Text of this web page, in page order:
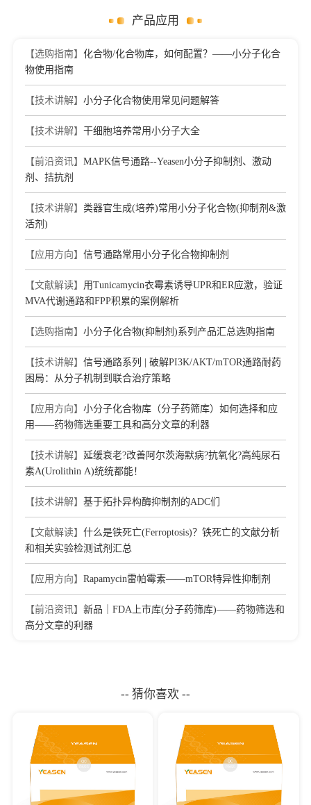
产品应用
【选购指南】 化合物/化合物库，如何配置？——小分子化合
物使用指南
【技术讲解】 小分子化合物使用常见问题解答
【技术讲解】 干细胞培养常用小分子大全
【前沿资讯】 MAPK信号通路--Yeasen小分子抑制剂、激动
剂、拮抗剂
【技术讲解】 类器官生成(培养)常用小分子化合物(抑制剂&激
活剂)
【应用方向】 信号通路常用小分子化合物抑制剂
【文献解读】 用Tunicamycin衣霉素诱导UPR和ER应激，验证
MVA代谢通路和FPP积累的案例解析
【选购指南】 小分子化合物(抑制剂)系列产品汇总选购指南
【技术讲解】 信号通路系列 | 破解PI3K/AKT/mTOR通路耐药
困局：从分子机制到联合治疗策略
【应用方向】 小分子化合物库（分子药筛库）如何选择和应
用——药物筛选重要工具和高分文章的利器
【技术讲解】 延缓衰老?改善阿尔茨海默病?抗氧化?高纯尿石
素A(Urolithin A)统统都能！
【技术讲解】 基于拓扑异构酶抑制剂的ADC们
【文献解读】 什么是铁死亡(Ferroptosis)？铁死亡的文献分析
和相关实验检测试剂汇总
【应用方向】 Rapamycin雷帕霉素——mTOR特异性抑制剂
【前沿资讯】 新品｜FDA上市库(分子药筛库)——药物筛选和
高分文章的利器
-- 猜你喜欢 --